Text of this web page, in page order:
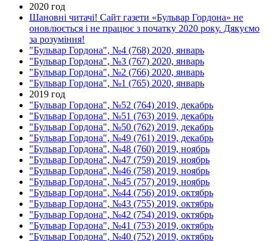
2020 год
Шановні читачі! Сайт газети «Бульвар Гордона» не
оновлюється і не працює з початку 2020 року. Дякуємо
за розуміння!
"Бульвар Гордона", №4 (768) 2020, январь
"Бульвар Гордона", №3 (767) 2020, январь
"Бульвар Гордона", №2 (766) 2020, январь
"Бульвар Гордона", №1 (765) 2020, январь
2019 год
"Бульвар Гордона", №52 (764) 2019, декабрь
"Бульвар Гордона", №51 (763) 2019, декабрь
"Бульвар Гордона", №50 (762) 2019, декабрь
"Бульвар Гордона", №49 (761) 2019, декабрь
"Бульвар Гордона", №48 (760) 2019, ноябрь
"Бульвар Гордона", №47 (759) 2019, ноябрь
"Бульвар Гордона", №46 (758) 2019, ноябрь
"Бульвар Гордона", №45 (757) 2019, ноябрь
"Бульвар Гордона", №44 (756) 2019, октябрь
"Бульвар Гордона", №43 (755) 2019, октябрь
"Бульвар Гордона", №42 (754) 2019, октябрь
"Бульвар Гордона", №41 (753) 2019, октябрь
"Бульвар Гордона", №40 (752) 2019, октябрь